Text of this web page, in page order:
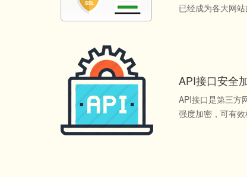
已经成为各大网
API接口安全
API接口是第三方
强度加密，可有